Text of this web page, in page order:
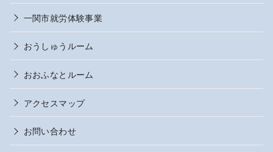
一関市就労体験事業
おうしゅうルーム
おおふなとルーム
アクセスマップ
お問い合わせ